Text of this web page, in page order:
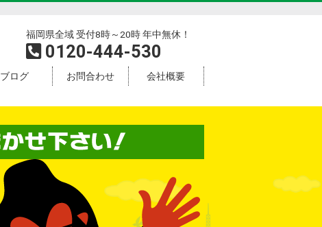
福岡県全域 受付8時～20時 年中無休！
0120-444-530
ブログ お問合わせ 会社概要